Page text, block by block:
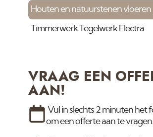
Houten en natuurstenen vloeren
Timmerwerk Tegelwerk Electra
VRAAG EEN
AAN!
Vul in slechts 2 minuten het
om een offerte aan te vragen.